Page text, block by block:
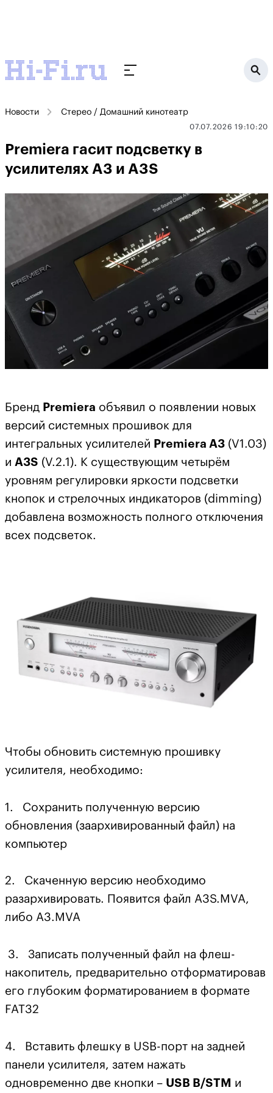
Новости Стерео / Домашний кинотеатр
07.07.2026 19:10:20
Premiera гасит подсветку в
усилителях A3 и A3S
Бренд Premiera объявил о появлении новых
версий системных прошивок для
интегральных усилителей Premiera A3 (V1.03)
и A3S (V.2.1). К существующим четырём
уровням регулировки яркости подсветки
кнопок и стрелочных индикаторов (dimming)
добавлена возможность полного отключения
всех подсветок.
Чтобы обновить системную прошивку
усилителя, необходимо:
1. Сохранить полученную версию
обновления (заархивированный файл) на
компьютер
2. Скаченную версию необходимо
разархивировать. Появится файл A3S.MVA,
либо A3.MVA
3. Записать полученный файл на флеш-
накопитель, предварительно отформатировав
его глубоким форматированием в формате
FAT32
4. Вставить флешку в USB-порт на задней
панели усилителя, затем нажать
одновременно две кнопки – USB B/STM и